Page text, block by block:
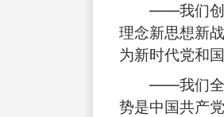
——我们创
理念新思想新
为新时代党和
——我们全
势是中国共产